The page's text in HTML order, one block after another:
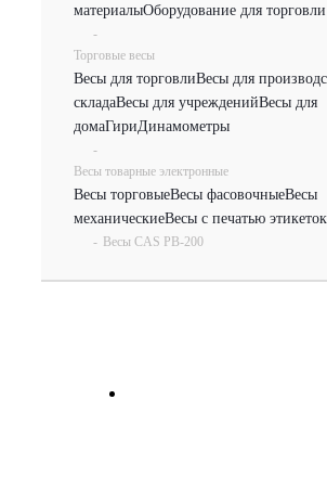
материалыОборудование для торговли
-
Торговые весы
Весы для торговлиВесы для
складаВесы для учрежденийВесы для
домаГириДинамометры
-
Весы товарные электронные
Весы торговыеВесы фасовочныеВесы
механическиеВесы с печатью этикеток
- Весы CAS PB-200